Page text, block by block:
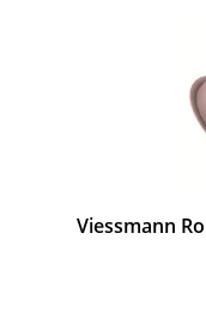
Viessmann